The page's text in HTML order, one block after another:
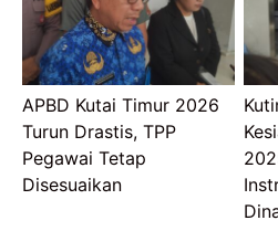
APBD Kutai Timur 2026
Turun Drastis, TPP
Pegawai Tetap
Disesuaikan